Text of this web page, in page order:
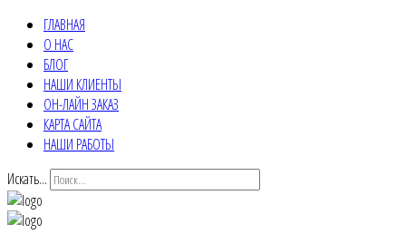
ГЛАВНАЯ
О НАС
БЛОГ
НАШИ КЛИЕНТЫ
ОН-ЛАЙН ЗАКАЗ
КАРТА САЙТА
НАШИ РАБОТЫ
Искать...